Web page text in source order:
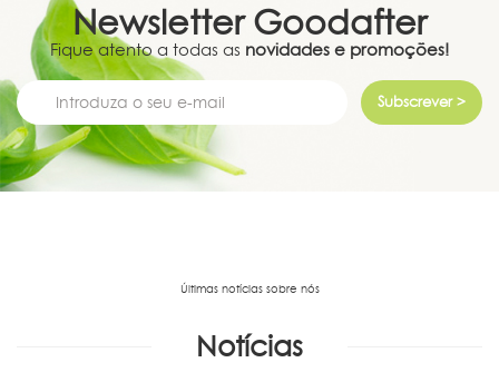
Newsletter Goodafter
Fique atento a todas as novidades e promoções!
Subscrever >
Últimas notícias sobre nós
Notícias